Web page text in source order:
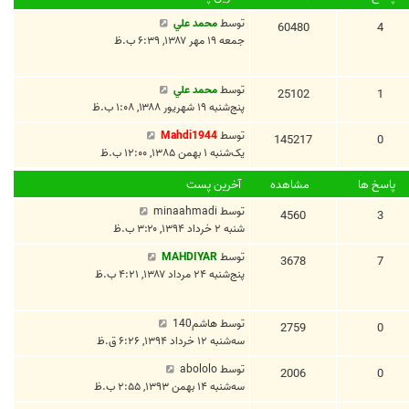
4
60480 توسطمحمد علي
جمعه ۱۹ مهر ۱۳۸۷, ۶:۳۹ ب.ظ
1
25102 توسطمحمد علي
پنج‌شنبه ۱۹ شهریور ۱۳۸۸, ۱:۰۸ ب.ظ
0
145217 توسطMahdi1944
یک‌شنبه ۱ بهمن ۱۳۸۵, ۱۲:۰۰ ب.ظ
پاسخ ها مشاهده
آخرین پست
3
4560 توسط minaahmadi
شنبه ۲ خرداد ۱۳۹۴, ۳:۲۰ ب.ظ
7
3678 توسطMAHDIYAR
پنج‌شنبه ۲۴ مرداد ۱۳۸۷, ۴:۲۱ ب.ظ
0
2759 توسطهاشم140
سه‌شنبه ۱۲ خرداد ۱۳۹۴, ۶:۲۶ ق.ظ
0
2006 توسطabololo
سه‌شنبه ۱۴ بهمن ۱۳۹۳, ۲:۵۵ ب.ظ